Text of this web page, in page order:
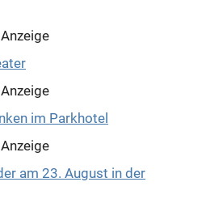
Anzeige
Anzeige
Anzeige